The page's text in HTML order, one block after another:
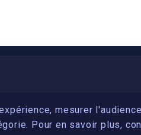
mesurer
Pour en savoir plus,
Devenez développeur
Gubernatis immobilier